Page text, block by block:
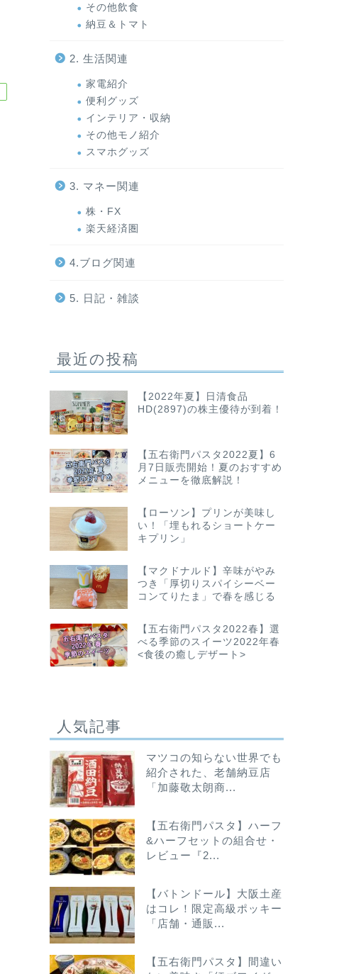
その他飲食
納豆＆トマト
2. 生活関連
家電紹介
便利グッズ
インテリア・収納
その他モノ紹介
スマホグッズ
3. マネー関連
株・FX
楽天経済圏
4.ブログ関連
5. 日記・雑談
最近の投稿
【2022年夏】日清食品
HD(2897)の株主優待が到着！
【五右衛門パスタ2022夏】6
月7日販売開始！夏のおすすめ
メニューを徹底解説！
【ローソン】プリンが美味し
い！「埋もれるショートケー
キプリン」
【マクドナルド】辛味がやみ
つき「厚切りスパイシーベー
コンてりたま」で春を感じる
【五右衛門パスタ2022春】選
べる季節のスイーツ2022年春
<食後の癒しデザート>
人気記事
マツコの知らない世界でも
紹介された、老舗納豆店
「加藤敬太朗商...
【五右衛門パスタ】ハーフ
&ハーフセットの組合せ・
レビュー『2...
【バトンドール】大阪土産
はコレ！限定高級ポッキー
「店舗・通販...
【五右衛門パスタ】間違い